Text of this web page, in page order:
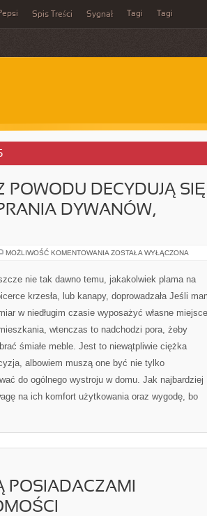
Pepsi Spis Treści Sygnał Tagi Tagi
POWODU DECYDUJĄ SIĘ
DYWANÓW,
MOŻLIWOŚĆ KOMENTOWANIA MIESZKAŃCY
POWODU
DECYDUJĄ
DZISIAJ
USŁUGĘ
DYWANÓW,
ALBOWIEM
ZOSTAŁA WYŁĄCZONA
nie tak dawno temu, jakakolwiek plama na
krzesła, lub kanapy, doprowadzała Jeśli
w niedługim czasie wyposażyć własne miejsce
wtenczas to nadchodzi pora, żeby
śmiałe meble. Jest to niewątpliwie ciężka
albowiem muszą one być nie tylko
do ogólnego wystroju w domu. Jak najbardziej
na ich komfort użytkowania oraz wygodę, bo
POSIADACZAMI